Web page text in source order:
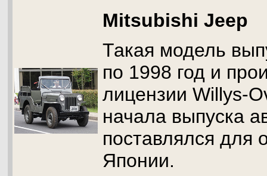
Mitsubishi Jeep
Такая модель
по 1998 год и
лицензии Willys-
начала выпуска
поставлялся для
Японии.